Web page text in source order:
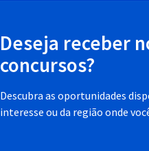
Deseja receber
concursos?
Descubra as oportunidades
interesse ou da região onde